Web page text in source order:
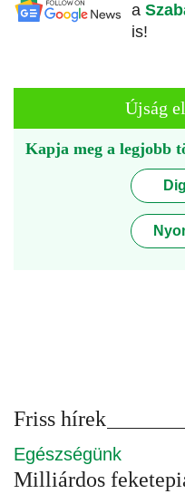
a
is!
Újság
Kapja meg a legjobb
Friss hírek
Egészségünk
Milliárdos